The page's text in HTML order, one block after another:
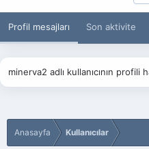
Profil mesajları Son aktivite
minerva2 adlı kullanıcının profili
Anasayfa Kullanıcılar